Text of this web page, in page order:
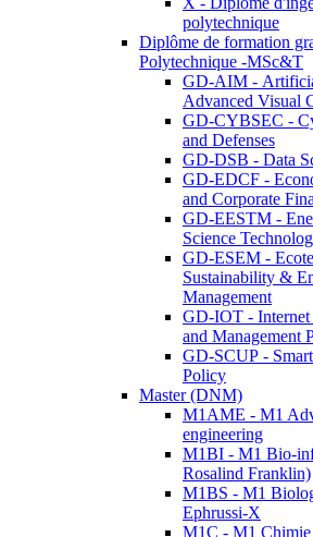
polytechnique
Diplôme de formation
Polytechnique -MSc&T
GD-AIM -
Advanced Visual
GD-CYBSEC -
and Defenses
GD-DSB - Data
GD-EDCF -
and Corporate
GD-EESTM -
Science
GD-ESEM -
Sustainability &
Management
GD-IOT -
and Management
GD-SCUP -
Policy
Master (DNM)
M1AME - M1
engineering
M1BI - M1 Bio-
Rosalind Franklin)
M1BS - M1
Ephrussi-X
M1C - M1